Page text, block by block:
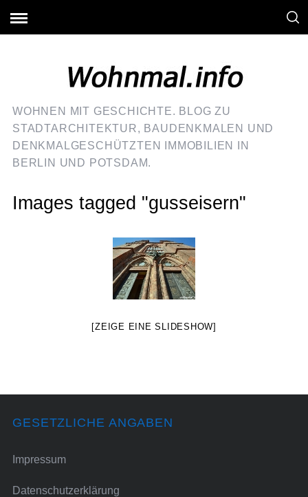
WOHNEN MIT GESCHICHTE. BLOG ZU
STADTARCHITEKTUR, BAUDENKMALEN UND
DENKMALGESCHÜTZTEN IMMOBILIEN IN
BERLIN UND POTSDAM.
Images tagged "gusseisern"
[ZEIGE EINE SLIDESHOW]
GESETZLICHE ANGABEN
Impressum
Datenschutzerklärung